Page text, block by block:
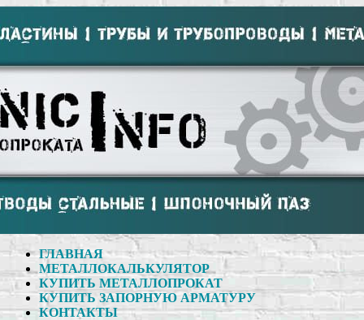
ГЛАВНАЯ
МЕТАЛЛОКАЛЬКУЛЯТОР
КУПИТЬ МЕТАЛЛОПРОКАТ
КУПИТЬ ЗАПОРНУЮ АРМАТУРУ
КОНТАКТЫ